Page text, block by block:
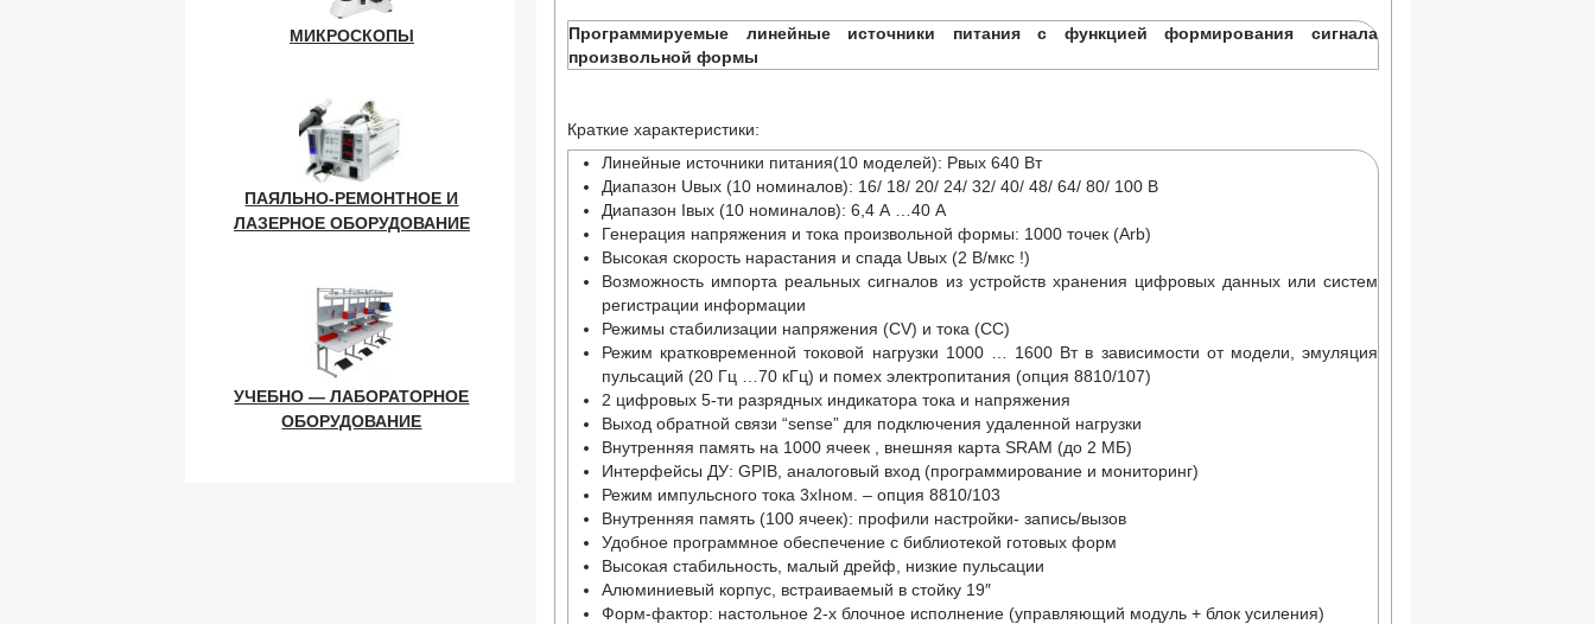
МИКРОСКОПЫ
ПАЯЛЬНО-РЕМОНТНОЕ И
ЛАЗЕРНОЕ ОБОРУДОВАНИЕ
УЧЕБНО — ЛАБОРАТОРНОЕ
ОБОРУДОВАНИЕ
Программируемые линейные источники питания с функцией формирования сигнала
произвольной формы
Краткие характеристики:
Линейные источники питания(10 моделей): Pвых 640 Вт
Диапазон Uвых (10 номиналов): 16/ 18/ 20/ 24/ 32/ 40/ 48/ 64/ 80/ 100 В
Диапазон Iвых (10 номиналов): 6,4 А …40 A
Генерация напряжения и тока произвольной формы: 1000 точек (Arb)
Высокая скорость нарастания и спада Uвых (2 В/мкс !)
Возможность импорта реальных сигналов из устройств хранения цифровых данных или систем
регистрации информации
Режимы стабилизации напряжения (CV) и тока (СС)
Режим кратковременной токовой нагрузки 1000 … 1600 Вт в зависимости от модели, эмуляция
пульсаций (20 Гц …70 кГц) и помех электропитания (опция 8810/107)
2 цифровых 5-ти разрядных индикатора тока и напряжения
Выход обратной связи “sense” для подключения удаленной нагрузки
Внутренняя память на 1000 ячеек , внешняя карта SRAM (до 2 МБ)
Интерфейсы ДУ: GPIB, аналоговый вход (программирование и мониторинг)
Режим импульсного тока 3хIном. – опция 8810/103
Внутренняя память (100 ячеек): профили настройки- запись/вызов
Удобное программное обеспечение с библиотекой готовых форм
Высокая стабильность, малый дрейф, низкие пульсации
Алюминиевый корпус, встраиваемый в стойку 19″
Форм-фактор: настольное 2-х блочное исполнение (управляющий модуль + блок усиления)